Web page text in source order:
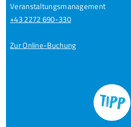
Veranstaltungsmanagement
+43 2272 690-330
Zur Online-Buchung